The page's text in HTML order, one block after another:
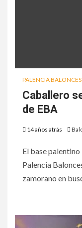
PALENCIA
Caballero
de EBA
14 años atrás
El base
Palencia
zamorano en